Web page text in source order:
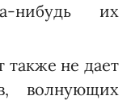
нибудь их
также не дает
волную­щих